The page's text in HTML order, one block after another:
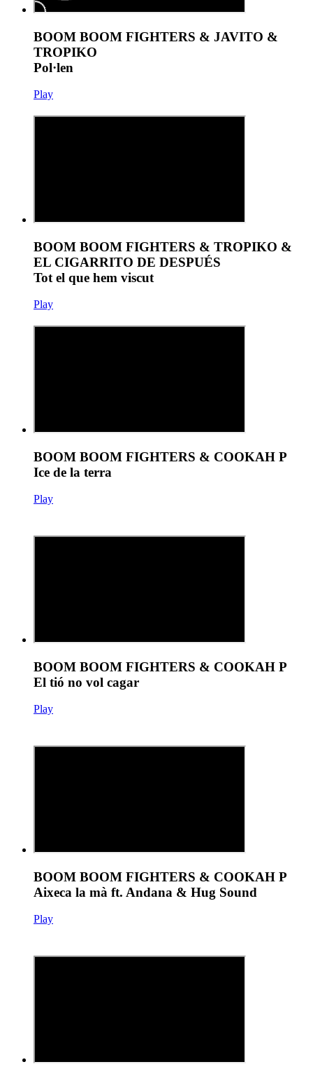
BOOM BOOM FIGHTERS & JAVITO &
TROPIKO
Pol·len
Play
BOOM BOOM FIGHTERS & TROPIKO &
EL CIGARRITO DE DESPUÉS
Tot el que hem viscut
Play
BOOM BOOM FIGHTERS & COOKAH P
Ice de la terra
Play
BOOM BOOM FIGHTERS & COOKAH P
El tió no vol cagar
Play
BOOM BOOM FIGHTERS & COOKAH P
Aixeca la mà ft. Andana & Hug Sound
Play